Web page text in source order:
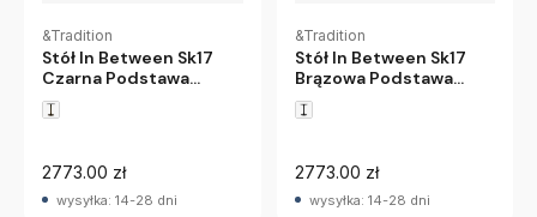
&Tradition
Stół In Between Sk17
Czarna Podstawa
Andtradition
2773.00 zł
wysyłka: 14-28 dni
&Tradition
Stół In Between Sk17
Brązowa Podstawa
Andtradition
2773.00 zł
wysyłka: 14-28 dni